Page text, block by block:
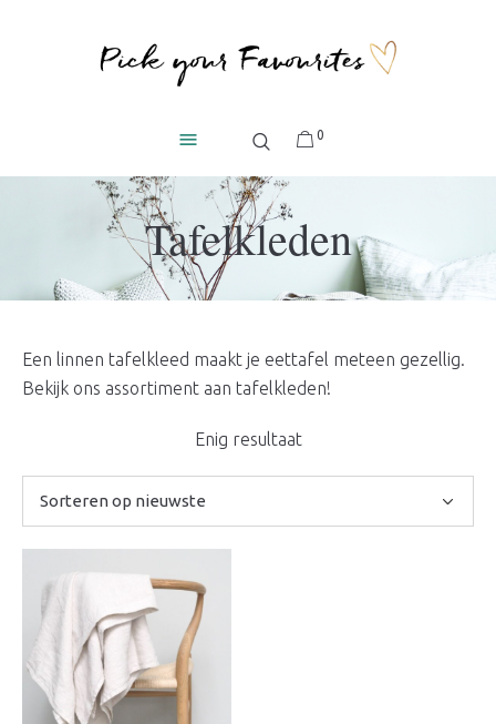
0
Tafelkleden
Een linnen tafelkleed maakt je eettafel meteen gezellig.
Bekijk ons assortiment aan tafelkleden!
Enig resultaat